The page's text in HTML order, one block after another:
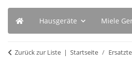
Hausgeräte Miele
Zurück zur Liste Startseite